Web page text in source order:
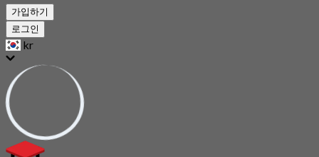
가입하기
로그인
kr